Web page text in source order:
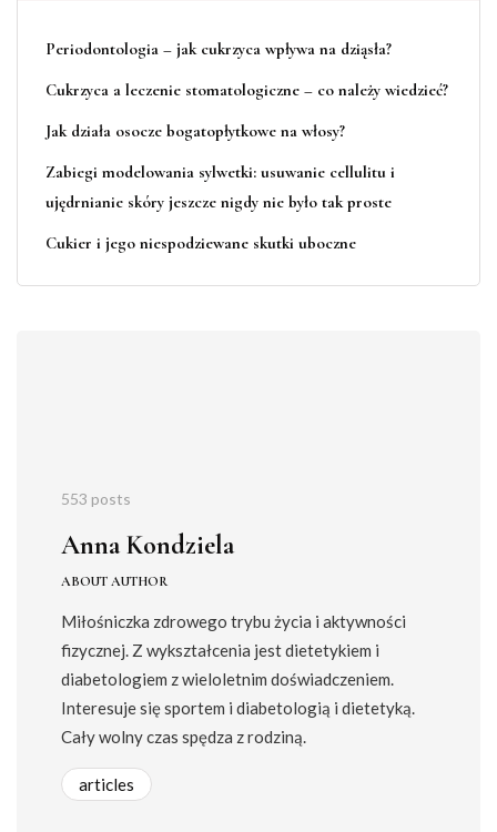
Periodontologia – jak cukrzyca wpływa na dziąsła?
Cukrzyca a leczenie stomatologiczne – co należy wiedzieć?
Jak działa osocze bogatopłytkowe na włosy?
Zabiegi modelowania sylwetki: usuwanie cellulitu i
ujędrnianie skóry jeszcze nigdy nie było tak proste
Cukier i jego niespodziewane skutki uboczne
553 posts
Anna Kondziela
ABOUT AUTHOR
Miłośniczka zdrowego trybu życia i aktywności
fizycznej. Z wykształcenia jest dietetykiem i
diabetologiem z wieloletnim doświadczeniem.
Interesuje się sportem i diabetologią i dietetyką.
Cały wolny czas spędza z rodziną.
articles